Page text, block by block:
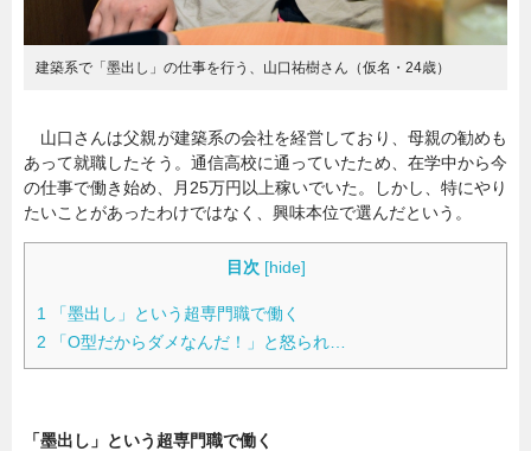
建築系で「墨出し」の仕事を行う、山口祐樹さん（仮名・24歳）
山口さんは父親が建築系の会社を経営しており、母親の勧めも
あって就職したそう。通信高校に通っていたため、在学中から今
の仕事で働き始め、月25万円以上稼いでいた。しかし、特にやり
たいことがあったわけではなく、興味本位で選んだという。
目次 [hide]
1
「墨出し」という超専門職で働く
2 「O型だからダメなんだ！」と怒られ…
「墨出し」という超専門職で働く